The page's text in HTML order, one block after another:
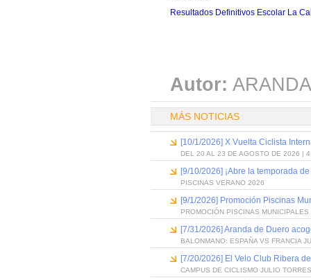
Resultados Definitivos Escolar La
Autor:
MÁS NOTICIAS
[10/1/2026] X Vuelta Ciclista
DEL 20 AL 23 DE AGOSTO DE 2026 | 4
[9/10/2026] ¡Abre la temporada
PISCINAS VERANO 2026
[9/1/2026] Promoción Piscinas
PROMOCIÓN PISCINAS
[7/31/2026] Aranda de Duero
BALONMANO: ESPAÑA VS FRANCIA
[7/20/2026] El Velo Club Ribera
CAMPUS DE CICLISMO JULIO